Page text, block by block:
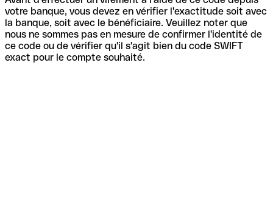
votre banque, vous devez en vérifier l'exactitude soit avec
la banque, soit avec le bénéficiaire. Veuillez noter que
nous ne sommes pas en mesure de confirmer l'identité de
ce code ou de vérifier qu'il s'agit bien du code SWIFT
exact pour le compte souhaité.